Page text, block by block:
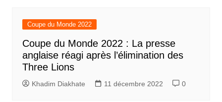
Coupe du Monde 2022
Coupe du Monde 2022 : La presse
anglaise réagi après l’élimination des
Three Lions
Khadim Diakhate 11 décembre 2022 0